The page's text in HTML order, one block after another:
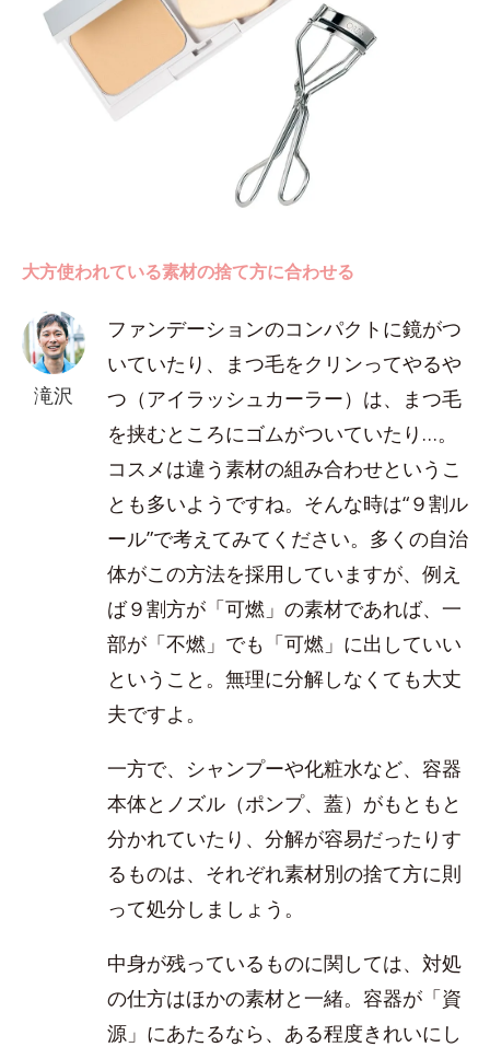
大方使われている素材の捨て方に合わせる
滝沢
ファンデーションのコンパクトに鏡がつ
いていたり、まつ毛をクリンってやるや
つ（アイラッシュカーラー）は、まつ毛
を挟むところにゴムがついていたり…。
コスメは違う素材の組み合わせというこ
とも多いようですね。そんな時は“９割ル
ール”で考えてみてください。多くの自治
体がこの方法を採用していますが、例え
ば９割方が「可燃」の素材であれば、一
部が「不燃」でも「可燃」に出していい
ということ。無理に分解しなくても大丈
夫ですよ。
一方で、シャンプーや化粧水など、容器
本体とノズル（ポンプ、蓋）がもともと
分かれていたり、分解が容易だったりす
るものは、それぞれ素材別の捨て方に則
って処分しましょう。
中身が残っているものに関しては、対処
の仕方はほかの素材と一緒。容器が「資
源」にあたるなら、ある程度きれいにし